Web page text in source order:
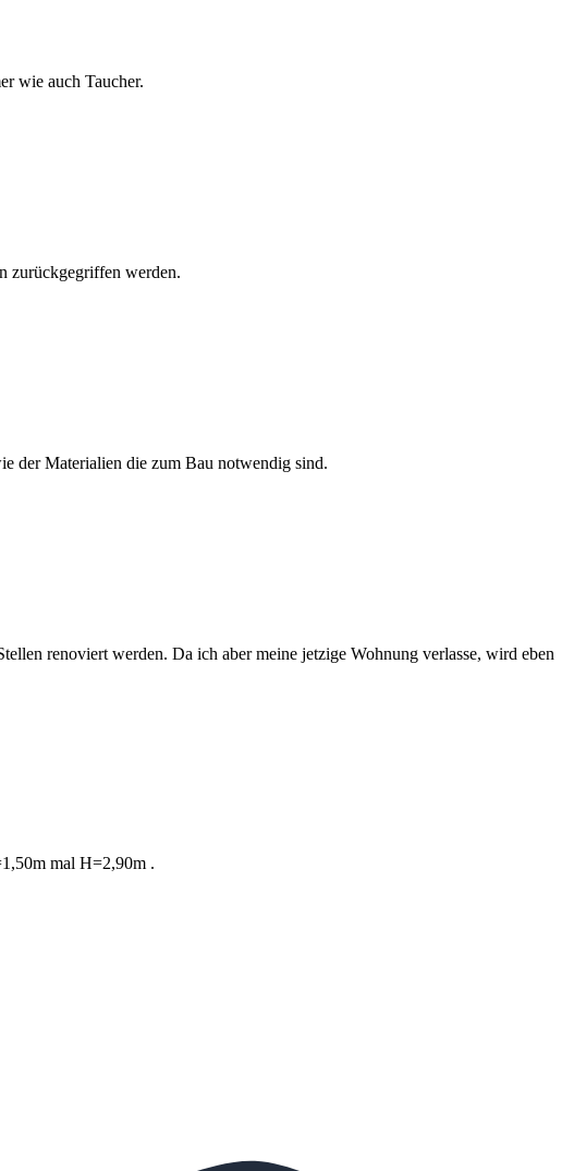
wie auch Taucher.
zurückgegriffen werden.
der Materialien die zum Bau notwendig sind.
renoviert werden. Da ich aber meine jetzige Wohnung verlasse, wird eben
mal H=2,90m .